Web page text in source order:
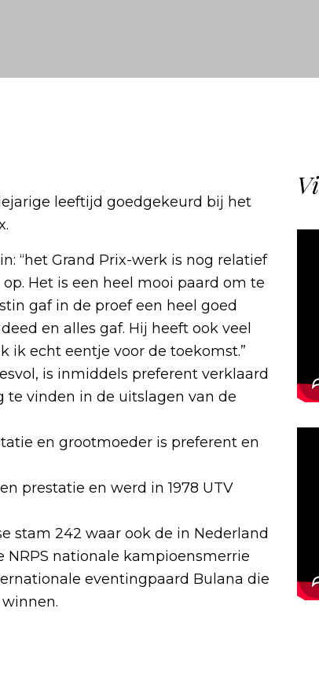
leeftijd goedgekeurd bij het
“het Grand Prix-werk is nog relatief
Het is een heel mooi paard om te
gaf in de proef een heel goed
en alles gaf. Hij heeft ook veel
ik echt eentje voor de toekomst.”
is inmiddels preferent verklaard
vinden in de uitslagen van de
en grootmoeder is preferent en
prestatie en werd in 1978 UTV
stam 242 waar ook de in Nederland
nationale kampioensmerrie
eventingpaard Bulana die